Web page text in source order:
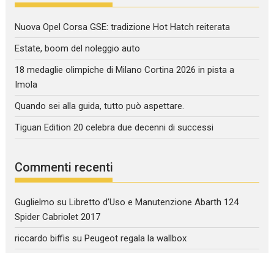
Nuova Opel Corsa GSE: tradizione Hot Hatch reiterata
Estate, boom del noleggio auto
18 medaglie olimpiche di Milano Cortina 2026 in pista a
Imola
Quando sei alla guida, tutto può aspettare.
Tiguan Edition 20 celebra due decenni di successi
Commenti recenti
Guglielmo suLibretto d’Uso e Manutenzione Abarth 124
Spider Cabriolet 2017
riccardo biffis suPeugeot regala la wallbox